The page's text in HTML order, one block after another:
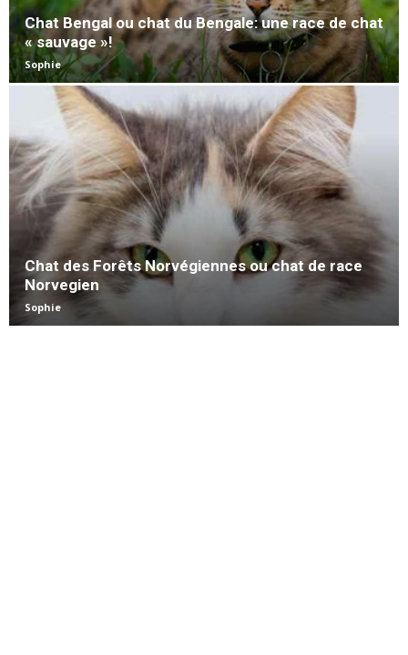
Chat Bengal ou chat du Bengale: une race de chat
« sauvage »!
Sophie
Chat des Forêts Norvégiennes ou chat de race
Norvegien
Sophie